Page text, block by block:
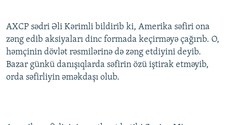
AXCP sədri Əli Kərimli bildirib ki, Amerika səfiri ona
zəng edib aksiyaları dinc formada keçirməyə çağırıb. O,
həmçinin dövlət rəsmilərinə də zəng etdiyini deyib.
Bazar günkü danışıqlarda səfirin özü iştirak etməyib,
orda səfirliyin əməkdaşı olub.